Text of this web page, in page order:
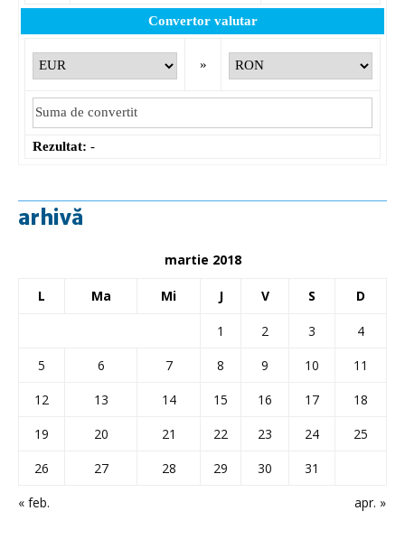
Convertor valutar
»
Rezultat: -
arhivă
martie 2018
L Ma Mi J V S D
« feb. apr. »
1 2 3
4
5
6 7 8 9 10
11
12
13 14 15 16 17
18
19
20 21 22 23 24
25
26
27 28 29 30 31